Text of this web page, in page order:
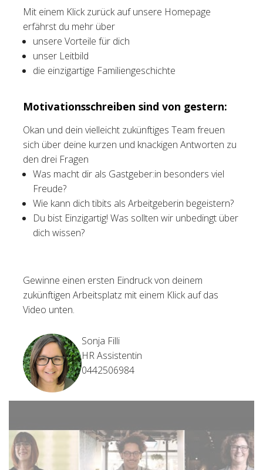
Mit einem Klick zurück auf unsere Homepage
erfährst du mehr über
unsere Vorteile für dich
unser Leitbild
die einzigartige Familiengeschichte
Motivationsschreiben sind von gestern:
Okan und dein vielleicht zukünftiges Team freuen
sich über deine kurzen und knackigen Antworten zu
den drei Fragen
Was macht dir als Gastgeber:in besonders viel
Freude?
Wie kann dich tibits als Arbeitgeberin begeistern?
Du bist Einzigartig! Was sollten wir unbedingt über
dich wissen?
Gewinne einen ersten Eindruck von deinem
zukünftigen Arbeitsplatz mit einem Klick auf das
Video unten.
Sonja Filli
HR Assistentin
0442506984